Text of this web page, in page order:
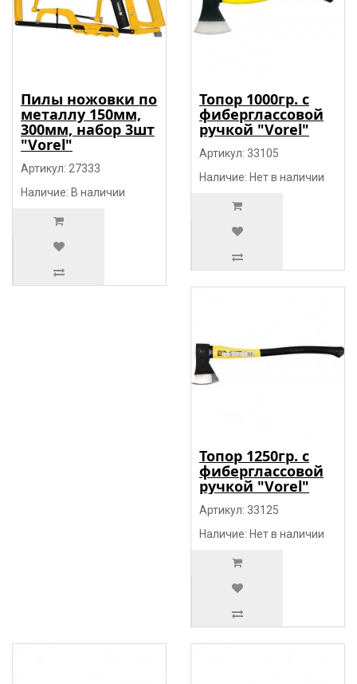
Пилы ножовки по
металлу 150мм,
300мм, набор 3шт
"Vorel"
Артикул: 27333
Наличие: В наличии
Топор 1000гр. c
фиберглассовой
ручкой "Vorel"
Артикул: 33105
Наличие: Нет в наличии
Топор 1250гр. c
фиберглассовой
ручкой "Vorel"
Артикул: 33125
Наличие: Нет в наличии